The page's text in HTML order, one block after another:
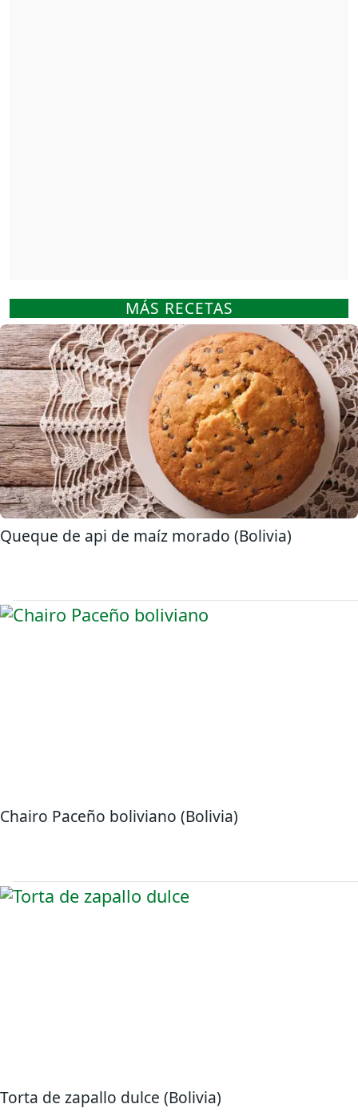
MÁS RECETAS
Queque de api de maíz morado (Bolivia)
Chairo Paceño boliviano (Bolivia)
Torta de zapallo dulce (Bolivia)